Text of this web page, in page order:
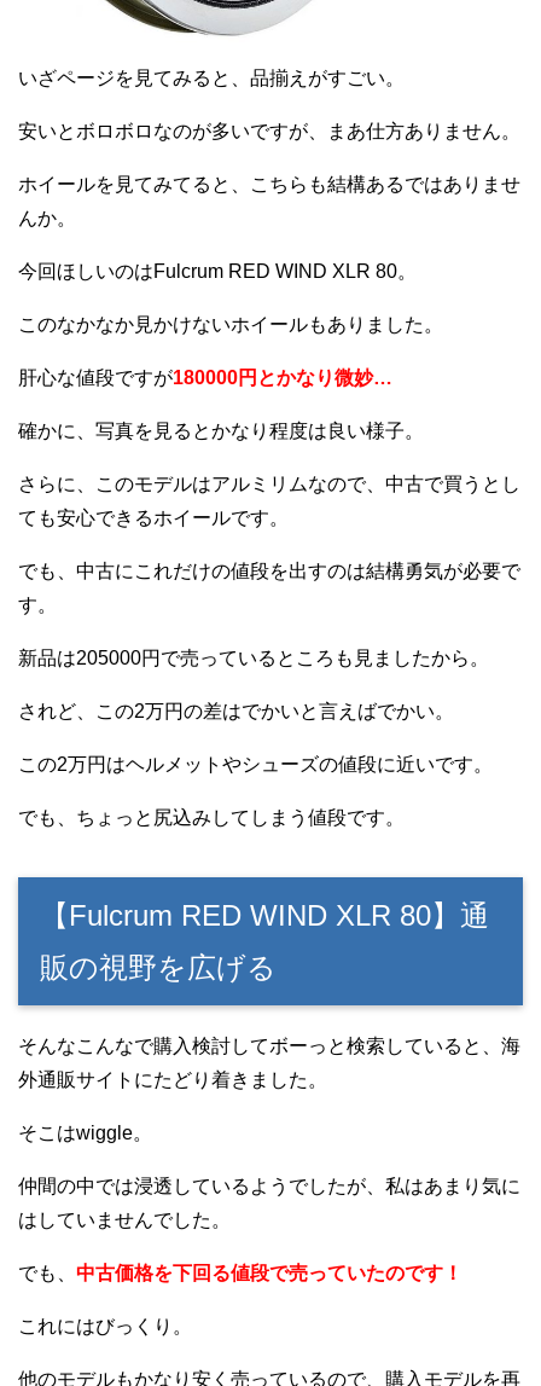
いざページを見てみると、品揃えがすごい。
安いとボロボロなのが多いですが、まあ仕方ありません。
ホイールを見てみてると、こちらも結構あるではありませ
んか。
今回ほしいのはFulcrum RED WIND XLR 80。
このなかなか見かけないホイールもありました。
肝心な値段ですが180000円とかなり微妙…
確かに、写真を見るとかなり程度は良い様子。
さらに、このモデルはアルミリムなので、中古で買うとし
ても安心できるホイールです。
でも、中古にこれだけの値段を出すのは結構勇気が必要で
す。
新品は205000円で売っているところも見ましたから。
されど、この2万円の差はでかいと言えばでかい。
この2万円はヘルメットやシューズの値段に近いです。
でも、ちょっと尻込みしてしまう値段です。
【Fulcrum RED WIND XLR 80】通
販の視野を広げる
そんなこんなで購入検討してボーっと検索していると、海
外通販サイトにたどり着きました。
そこはwiggle。
仲間の中では浸透しているようでしたが、私はあまり気に
はしていませんでした。
でも、 中古価格を下回る値段で売っていたのです！
これにはびっくり。
他のモデルもかなり安く売っているので、購入モデルを再